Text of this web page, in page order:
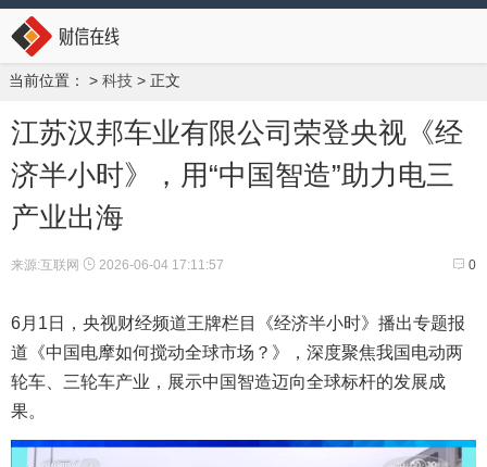
当前位置： > 科技 > 正文
江苏汉邦车业有限公司荣登央视《经
济半小时》，用“中国智造”助力电三
产业出海
0
来源:互联网 2026-06-04 17:11:57
6月1日，央视财经频道王牌栏目《经济半小时》播出专题报
道《中国电摩如何搅动全球市场？》，深度聚焦我国电动两
轮车、三轮车产业，展示中国智造迈向全球标杆的发展成
果。